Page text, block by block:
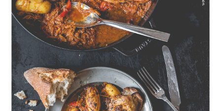
Geschmorte Hähnchenschenkel auf Paprikakraut und kleinen
Kartoffeln